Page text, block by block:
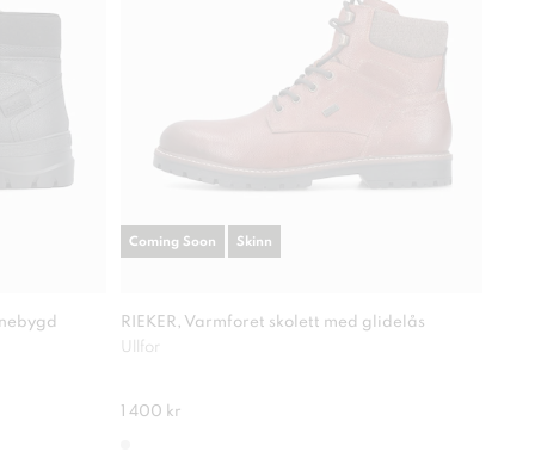
RIEKER, Varmforet skolett med glidelås
Ullfor
1 400 kr
Coming Soon Skinn